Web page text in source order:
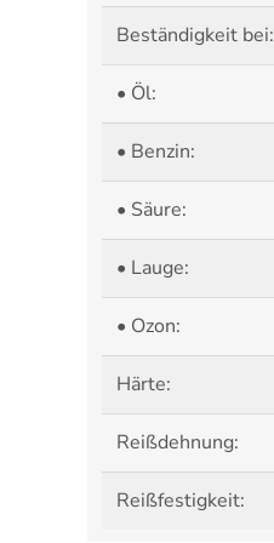
Beständigkeit bei:
• Öl:
• Benzin:
• Säure:
• Lauge:
• Ozon:
Härte:
Reißdehnung:
Reißfestigkeit: